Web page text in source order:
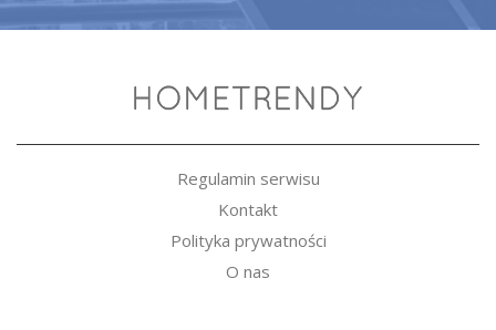
Regulamin serwisu
Kontakt
Polityka prywatności
O nas